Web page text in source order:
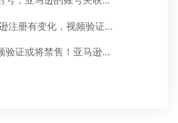
注意!亚马逊注册有变化，视频验证到底是什么?
未完成视频验证或将禁售！亚马逊视频认证流程